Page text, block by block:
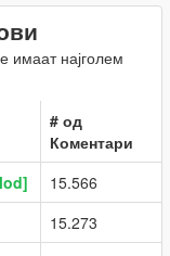
имаат најголем
# од
Коментари
15.566
15.273